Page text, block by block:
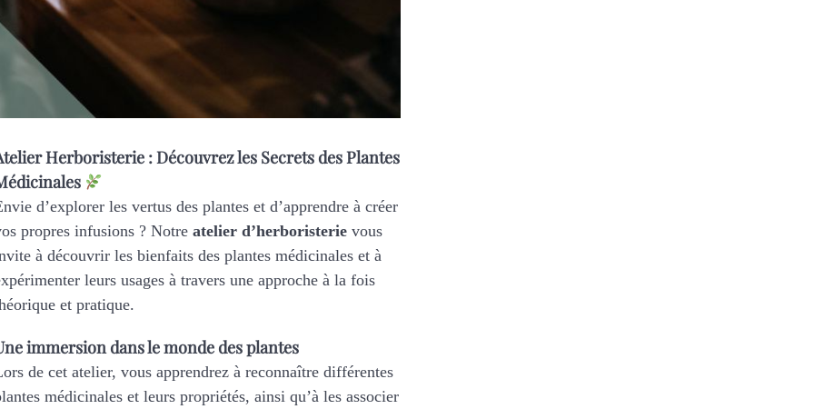
Herboristerie : Découvrez les Secrets des Plantes
d’explorer les vertus des plantes et d’apprendre à créer
propres infusions ? Notreatelier d’herboristerie vous
à découvrir les bienfaits des plantes médicinales et à
leurs usages à travers une approche à la fois
et pratique.
immersion dans le monde des plantes
de cet atelier, vous apprendrez à reconnaître différentes
médicinales et leurs propriétés, ainsi qu’à les associer